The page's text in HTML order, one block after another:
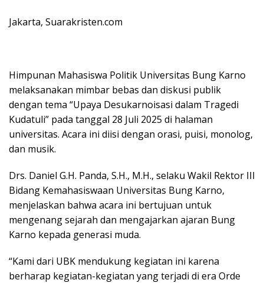
Jakarta, Suarakristen.com
Himpunan Mahasiswa Politik Universitas Bung Karno
melaksanakan mimbar bebas dan diskusi publik
dengan tema “Upaya Desukarnoisasi dalam Tragedi
Kudatuli” pada tanggal 28 Juli 2025 di halaman
universitas. Acara ini diisi dengan orasi, puisi, monolog,
dan musik.
Drs. Daniel G.H. Panda, S.H., M.H., selaku Wakil Rektor III
Bidang Kemahasiswaan Universitas Bung Karno,
menjelaskan bahwa acara ini bertujuan untuk
mengenang sejarah dan mengajarkan ajaran Bung
Karno kepada generasi muda.
“Kami dari UBK mendukung kegiatan ini karena
berharap kegiatan-kegiatan yang terjadi di era Orde